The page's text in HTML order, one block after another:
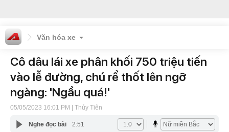
Văn hóa xe
Cô dâu lái xe phân khối 750 triệu tiến
vào lễ đường, chú rể thốt lên ngỡ
ngàng: 'Ngầu quá!'
05/05/2023 16:01 PM | Thủy Tiên
Nghe đọc bài 2:51